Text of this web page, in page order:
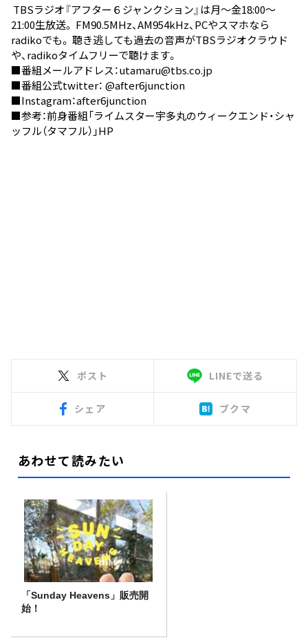
TBSラジオ『アフター６ジャンクション』は月～金18:00～
21:00生放送。 FM90.5MHz、AM954kHz、PCやスマホなら
radikoでも。 聴き逃しても過去の音声がTBSラジオクラウド
や、radikoタイムフリーで聴けます。
■番組メールアドレス：utamaru@tbs.co.jp
■番組公式twitter： @after6junction
■Instagram：after6junction
■参考：前身番組「ライムスター宇多丸のウィークエンド・シャ
ッフル（タマフル）」HP
ポスト LINEで送る
シェア ブクマ
あわせて読みたい
「Sunday Heavens」販売開
始！